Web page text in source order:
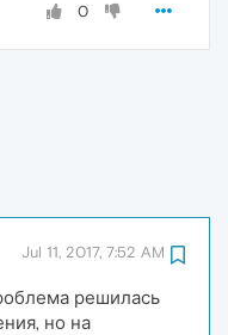
0
Jul 11, 2017, 7:52 AM
решилась
но на